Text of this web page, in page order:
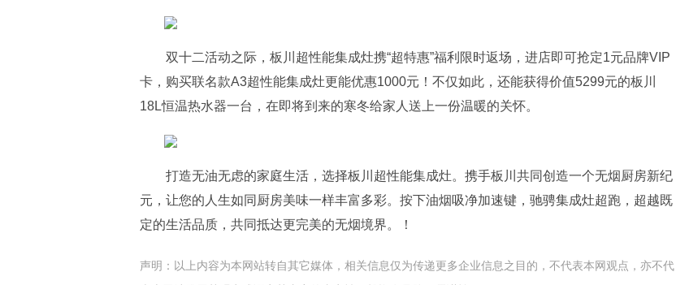
双十二活动之际，板川超性能集成灶携“超特惠”福利限时返场，进店即可抢定1元品牌VIP
卡，购买联名款A3超性能集成灶更能优惠1000元！不仅如此，还能获得价值5299元的板川
18L恒温热水器一台，在即将到来的寒冬给家人送上一份温暖的关怀。
打造无油无虑的家庭生活，选择板川超性能集成灶。携手板川共同创造一个无烟厨房新纪
元，让您的人生如同厨房美味一样丰富多彩。按下油烟吸净加速键，驰骋集成灶超跑，超越既
定的生活品质，共同抵达更完美的无烟境界。！
声明：以上内容为本网站转自其它媒体，相关信息仅为传递更多企业信息之目的，不代表本网观点，亦不代